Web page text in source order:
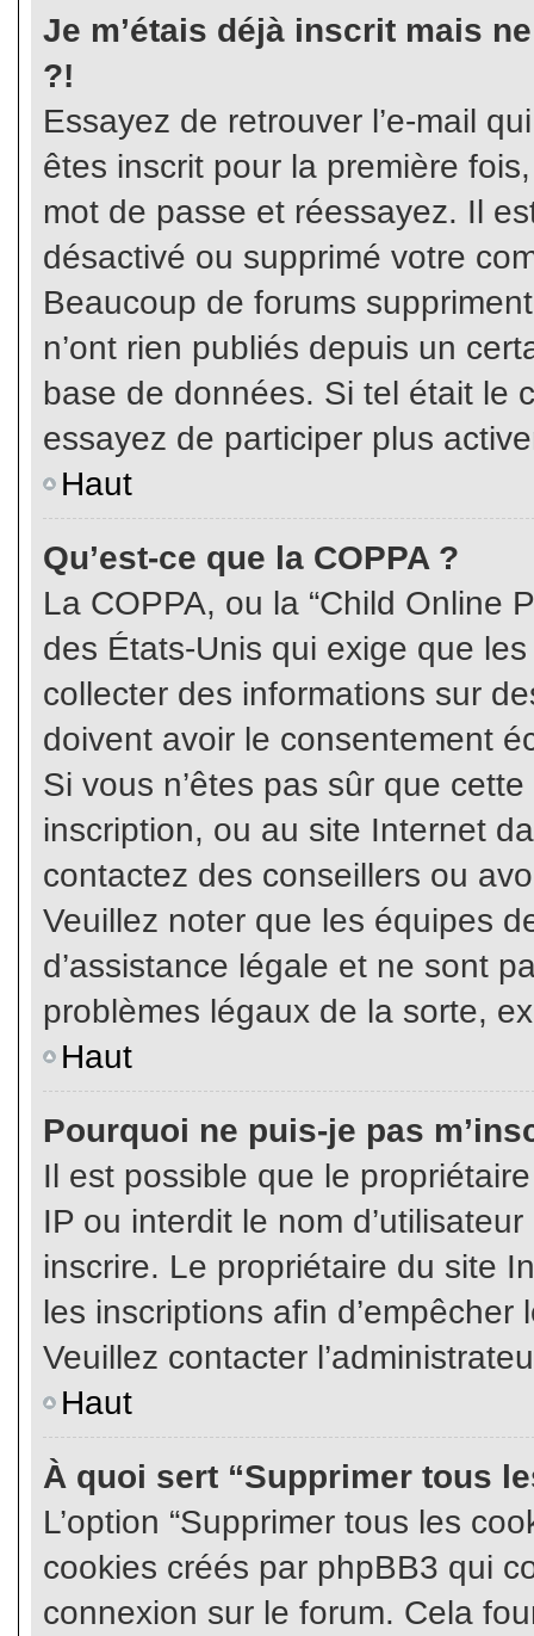
Je m’étais déjà inscrit mais
?!
Essayez de retrouver l’e-mail
êtes inscrit pour la première
mot de passe et réessayez. Il
désactivé ou supprimé votre
Beaucoup de forums
n’ont rien publiés depuis un
base de données. Si tel était le
essayez de participer plus
Haut
Qu’est-ce que la COPPA ?
La COPPA, ou la “Child Online
des États-Unis qui exige que
collecter des informations sur
doivent avoir le consentement
Si vous n’êtes pas sûr que
inscription, ou au site Internet
contactez des conseillers ou
Veuillez noter que les équipes
d’assistance légale et ne sont
problèmes légaux de la sorte,
Haut
Pourquoi ne puis-je pas
Il est possible que le
IP ou interdit le nom
inscrire. Le propriétaire du site
les inscriptions afin d’empêcher
Veuillez contacter
Haut
À quoi sert “Supprimer tous
L’option “Supprimer tous les
cookies créés par phpBB3 qui
connexion sur le forum. Cela